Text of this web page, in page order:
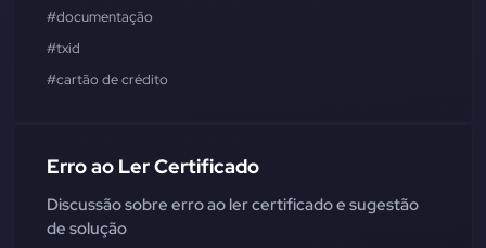
#documentação
#txid
#cartão de crédito
Erro ao Ler Certificado
Discussão sobre erro ao ler certificado e sugestão
de solução